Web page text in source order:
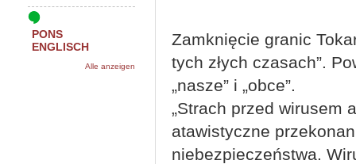
Zamknięcie granic
tych złych czasach”.
„nasze” i „obce”.
„Strach przed wirusem
atawistyczne
niebezpieczeństwa.
PONS
ENGLISCH
Alle anzeigen